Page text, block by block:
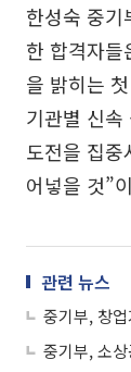
한성숙 중기
한 합격자들
을 밝히는
기관별 신속
도전을 집
어넣을 것”
관련 뉴스
중기부, 소